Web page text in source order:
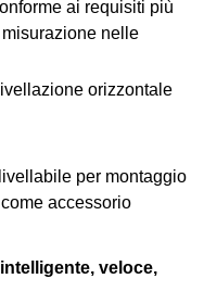
ai requisiti più
nelle
orizzontale
per montaggio
accessorio
veloce,